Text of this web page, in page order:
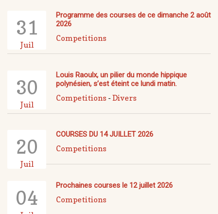
31
Juil
Programme des courses de ce dimanche 2 août
2026
Competitions
30
Juil
Louis Raoulx, un pilier du monde hippique
polynésien, s’est éteint ce lundi matin.
Competitions - Divers
20
Juil
COURSES DU 14 JUILLET 2026
Competitions
04
Prochaines courses le 12 juillet 2026
Competitions